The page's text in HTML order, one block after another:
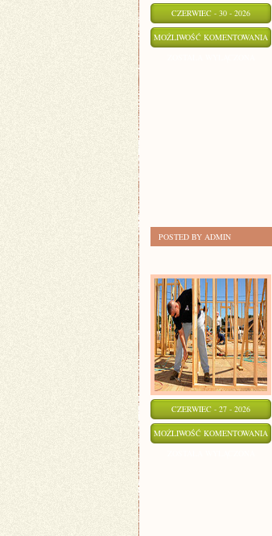
CZERWIEC - 30 - 2026
MOŻLIWOŚĆ KOMENTOWANIA
POSTED BY ADMIN
CZERWIEC - 27 - 2026
MOŻLIWOŚĆ KOMENTOWANIA